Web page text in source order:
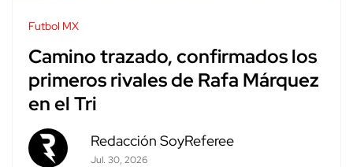
Futbol MX
Camino trazado, confirmados los
primeros rivales de Rafa Márquez
en el Tri
Redacción SoyReferee
Jul. 30, 2026